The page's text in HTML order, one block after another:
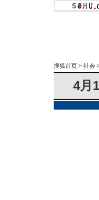
搜狐首页 > 社会
4月